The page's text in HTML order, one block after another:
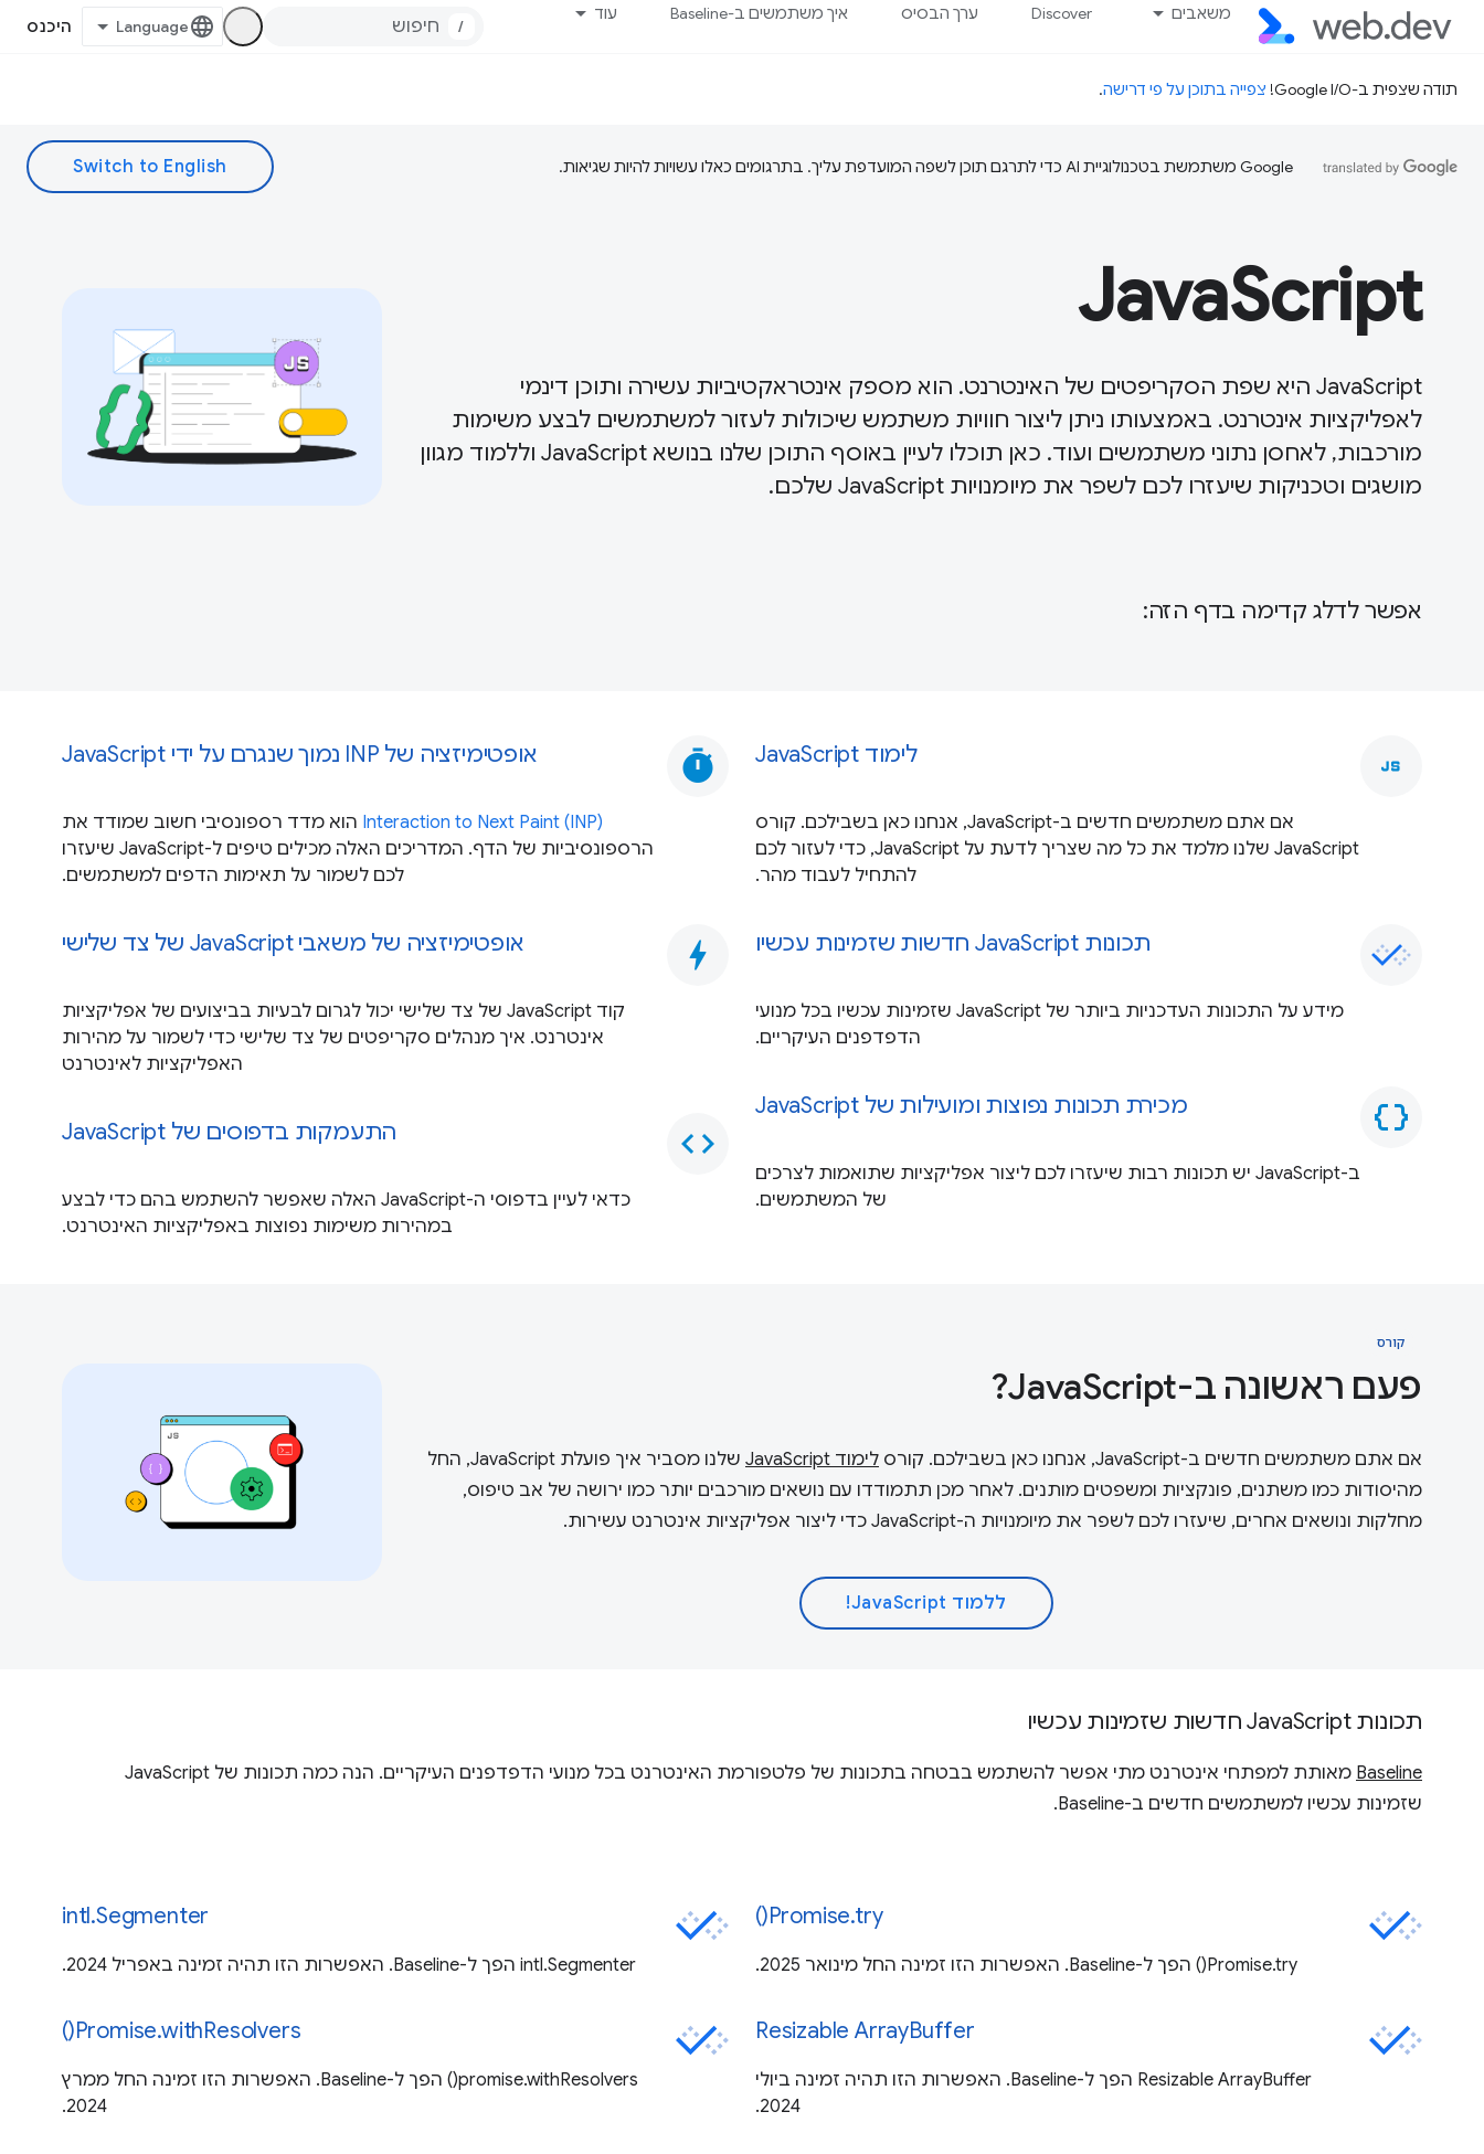
משאבים Discover ערך הבסיס איך משתמשים ב-Baseline עוד
/ היכנס
תודה שצפית ב-Google I/O! צפייה בתוכן על פי דרישה.
‫Google משתמשת בטכנולוגיית AI כדי לתרגם תוכן לשפה המועדפת עליך. בתרגומים כאלו עשויות להיות שגיאות.
JavaScript
JavaScript היא שפת הסקריפטים של האינטרנט. הוא מספק אינטראקטיביות עשירה ותוכן דינמי
לאפליקציות אינטרנט. באמצעותו ניתן ליצור חוויות משתמש שיכולות לעזור למשתמשים לבצע משימות
מורכבות, לאחסן נתוני משתמשים ועוד. כאן תוכלו לעיין באוסף התוכן שלנו בנושא JavaScript וללמוד מגוון
מושגים וטכניקות שיעזרו לכם לשפר את מיומנויות JavaScript שלכם.
אפשר לדלג קדימה בדף הזה:
javascript לימוד JavaScript
אם אתם משתמשים חדשים ב-JavaScript, אנחנו כאן בשבילכם. קורס
JavaScript שלנו מלמד את כל מה שצריך לדעת על JavaScript, כדי לעזור לכם
להתחיל לעבוד מהר.
תכונות JavaScript חדשות שזמינות עכשיו
מידע על התכונות העדכניות ביותר של JavaScript שזמינות עכשיו בכל מנועי
הדפדפנים העיקריים.
data_object מכירת תכונות נפוצות ומועילות של JavaScript
ב-JavaScript יש תכונות רבות שיעזרו לכם ליצור אפליקציות שתואמות לצרכים
של המשתמשים.
timer אופטימיזציה של INP נמוך שנגרם על ידי JavaScript
Interaction to Next Paint (INP) הוא מדד רספונסיבי חשוב שמודד את
הרספונסיביות של הדף. המדריכים האלה מכילים טיפים ל-JavaScript שיעזרו
לכם לשמור על תאימות הדפים למשתמשים.
bolt אופטימיזציה של משאבי JavaScript של צד שלישי
קוד JavaScript של צד שלישי יכול לגרום לבעיות בביצועים של אפליקציות
אינטרנט. איך מנהלים סקריפטים של צד שלישי כדי לשמור על מהירות
האפליקציות לאינטרנט
code התעמקות בדפוסים של JavaScript
כדאי לעיין בדפוסי ה-JavaScript האלה שאפשר להשתמש בהם כדי לבצע
במהירות משימות נפוצות באפליקציות האינטרנט.
קורס
פעם ראשונה ב-JavaScript?
אם אתם משתמשים חדשים ב-JavaScript, אנחנו כאן בשבילכם. קורס לימוד JavaScript
שלנו מסביר איך פועלת JavaScript, החל
מהיסודות כמו משתנים, פונקציות ומשפטים מותנים. לאחר מכן תתמודדו עם נושאים מורכבים יותר כמו ירושה של אב טיפוס,
מחלקות ונושאים אחרים, שיעזרו לכם לשפר את מיומנויות ה-JavaScript כדי ליצור אפליקציות אינטרנט עשירות.
ללמוד JavaScript!
תכונות JavaScript חדשות שזמינות עכשיו
Baseline
מאותת למפתחי אינטרנט מתי אפשר להשתמש בבטחה בתכונות של פלטפורמת האינטרנט בכל מנועי הדפדפנים העיקריים. הנה כמה תכונות של JavaScript
שזמינות עכשיו למשתמשים חדשים ב-Baseline.
Promise.try()
Promise.try() הפך ל-Baseline. האפשרות הזו זמינה החל מינואר 2025.
Resizable ArrayBuffer
Resizable ArrayBuffer הפך ל-Baseline. האפשרות הזו תהיה זמינה ביולי
2024.
intl.Segmenter
intl.Segmenter הפך ל-Baseline. האפשרות הזו תהיה זמינה באפריל 2024.
Promise.withResolvers()
promise.withResolvers() הפך ל-Baseline. האפשרות הזו זמינה החל ממרץ
2024.